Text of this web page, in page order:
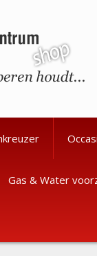
Gas & Water